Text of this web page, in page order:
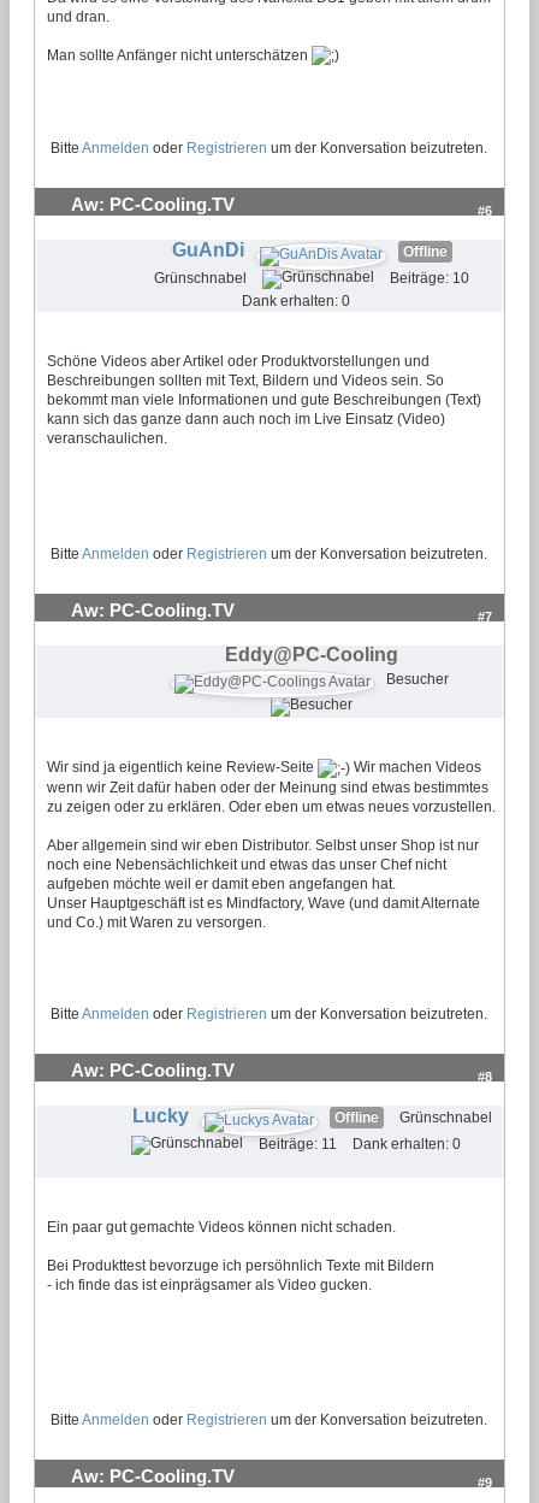
und dran.
Man sollte Anfänger nicht unterschätzen
Bitte Anmelden oder Registrieren um der Konversation beizutreten.
Aw: PC-Cooling.TV #6
GuAnDi
Offline
Grünschnabel
Beiträge: 10
Dank erhalten: 0
Schöne Videos aber Artikel oder Produktvorstellungen und
Beschreibungen sollten mit Text, Bildern und Videos sein. So
bekommt man viele Informationen und gute Beschreibungen (Text)
kann sich das ganze dann auch noch im Live Einsatz (Video)
veranschaulichen.
Bitte Anmelden oder Registrieren um der Konversation beizutreten.
Aw: PC-Cooling.TV #7
Eddy@PC-Cooling
Besucher
Wir sind ja eigentlich keine Review-Seite
Wir machen Videos
wenn wir Zeit dafür haben oder der Meinung sind etwas bestimmtes
zu zeigen oder zu erklären. Oder eben um etwas neues vorzustellen.
Aber allgemein sind wir eben Distributor. Selbst unser Shop ist nur
noch eine Nebensächlichkeit und etwas das unser Chef nicht
aufgeben möchte weil er damit eben angefangen hat.
Unser Hauptgeschäft ist es Mindfactory, Wave (und damit Alternate
und Co.) mit Waren zu versorgen.
Bitte Anmelden oder Registrieren um der Konversation beizutreten.
Aw: PC-Cooling.TV #8
Lucky Offline
Grünschnabel
Beiträge: 11
Dank erhalten: 0
Ein paar gut gemachte Videos können nicht schaden.
Bei Produkttest bevorzuge ich persöhnlich Texte mit Bildern
- ich finde das ist einprägsamer als Video gucken.
Bitte Anmelden oder Registrieren um der Konversation beizutreten.
Aw: PC-Cooling.TV #9